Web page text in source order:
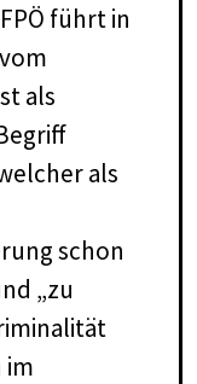
führt in
als
als
schon
„zu
im